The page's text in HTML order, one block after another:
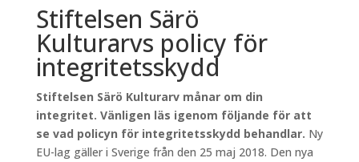
Stiftelsen Särö
Kulturarvs policy för
integritetsskydd
Stiftelsen Särö Kulturarv månar om din
integritet. Vänligen läs igenom följande för att
se vad policyn för integritetsskydd behandlar. Ny
EU-lag gäller i Sverige från den 25 maj 2018. Den nya